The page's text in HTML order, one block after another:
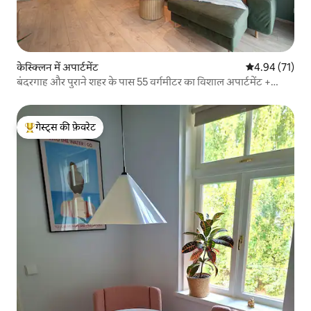
केस्क्लिन में अपार्टमेंट औसत रेटिंग 5 में
4.94 (71)
बंदरगाह और पुराने शहर के पास 55 वर्गमीटर का विशाल अपार्टमेंट +
गेस्ट्स का टॉप फ़ेवरेट
गेस्ट्स की फ़ेवरेट